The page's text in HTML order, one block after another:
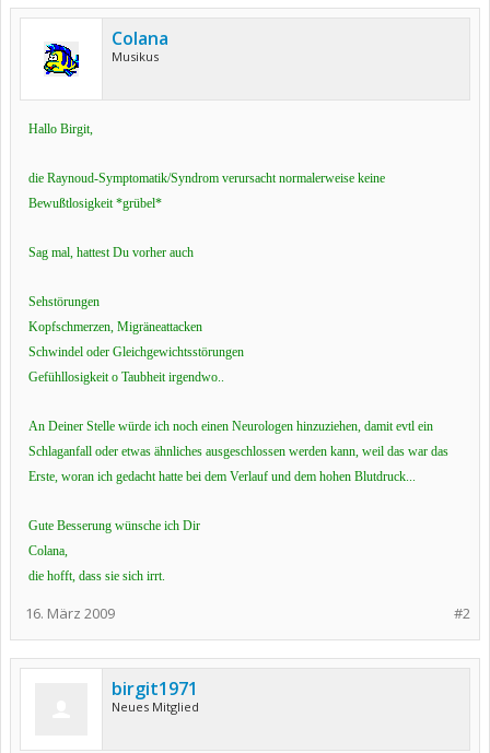
Colana
Musikus
Hallo Birgit,
die Raynoud-Symptomatik/Syndrom verursacht normalerweise keine
Bewußtlosigkeit *grübel*
Sag mal, hattest Du vorher auch
Sehstörungen
Kopfschmerzen, Migräneattacken
Schwindel oder Gleichgewichtsstörungen
Gefühllosigkeit o Taubheit irgendwo..
An Deiner Stelle würde ich noch einen Neurologen hinzuziehen, damit evtl ein
Schlaganfall oder etwas ähnliches ausgeschlossen werden kann, weil das war das
Erste, woran ich gedacht hatte bei dem Verlauf und dem hohen Blutdruck...
Gute Besserung wünsche ich Dir
Colana,
die hofft, dass sie sich irrt.
#2
16. März 2009
birgit1971
Neues Mitglied